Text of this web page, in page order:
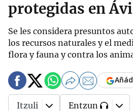
protegidas en
Se les considera presuntos
los recursos naturales y el
flora y fauna y contra los
Itzuli Entzun